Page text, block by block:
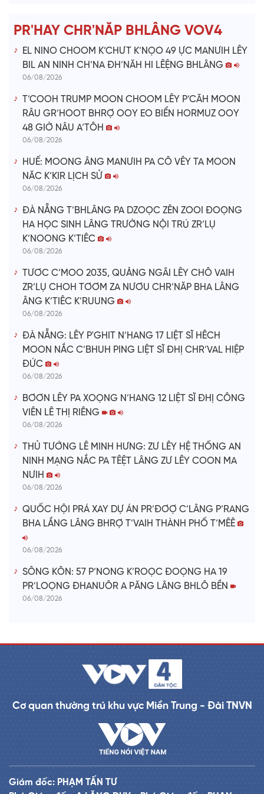
e
o
PR'HAY CHR'NĂP BHLÂNG VOV4
EL NINO CHOOM K’CHƯT K’NỌO 49 ỰC MANƯIH LÊY
BIL AN NINH CH’NA ĐH’NĂH HI LÊỆNG BHLÂNG
06/08/2026
T’COOH TRUMP MOON CHOOM LÊY P’CĂH MOON
RÂU GR’HOOT BHRỢ OOY EO BIỂN HORMUZ OOY
48 GIỜ NÂU A’TÔH
06/08/2026
HUẾ: MOONG ÂNG MANƯIH PA CÔ VÊY TA MOON
NĂC K’KIR LỊCH SỬ
06/08/2026
ĐÀ NẴNG T’BHLÂNG PA DZOỌC ZÊN ZOOI ĐOỌNG
HA HỌC SINH LÂNG TRƯỜNG NỘI TRÚ ZR’LỤ
K’NOONG K’TIÊC
06/08/2026
TƯƠC C’MOO 2035, QUẢNG NGÃI LÊY CHÔ VAIH
ZR’LỤ CHOH TƠƠM ZA NƯƠU CHR’NĂP BHA LÂNG
ÂNG K’TIÊC K’RUUNG
06/08/2026
ĐÀ NẴNG: LÊY P'GHIT N’HANG 17 LIỆT SĨ HÊCH
MOON NẮC C’BHUH PING LIỆT SĨ ĐHỊ CHR’VAL HIỆP
ĐỨC
06/08/2026
BƠƠN LÊY PA XOỌNG N’HANG 12 LIỆT SĨ ĐHỊ CÔNG
VIÊN LÊ THỊ RIÊNG
06/08/2026
THỦ TƯỚNG LÊ MINH HƯNG: ZƯ LÊY HỆ THỐNG AN
NINH MẠNG NẮC PA TÊỆT LÂNG ZƯ LÊY COON MA
NƯIH
06/08/2026
QUỐC HỘI PRÁ XAY DỰ ÁN PR’ĐƠỢ C’LÂNG P’RANG
BHA LẦNG LÂNG BHRỢ T’VAIH THÀNH PHỐ T’MÊÊ
06/08/2026
SÔNG KÔN: 57 P’NONG K’ROỌC ĐOỌNG HA 19
PR’LOỌNG ĐHANUÔR A PĂNG LÂNG BHLÔ BỀN
06/08/2026
Cơ quan thường trú khu vực Miền Trung - Đài TNVN
Giám đốc: PHẠM TẤN TƯ